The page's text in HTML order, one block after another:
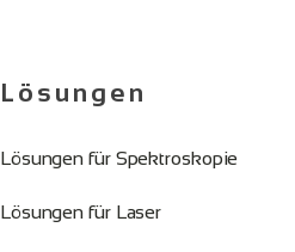
Lösungen
Lösungen für Spektroskopie
Lösungen für Laser